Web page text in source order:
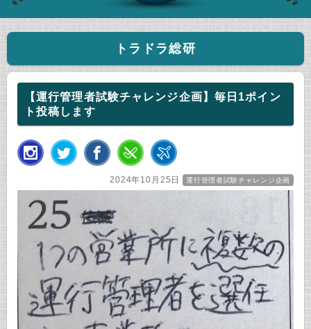
トラドラ総研
【運行管理者試験チャレンジ企画】毎日1ポイン
ト投稿します
2024年10月25日 運行管理者試験チャレンジ企画